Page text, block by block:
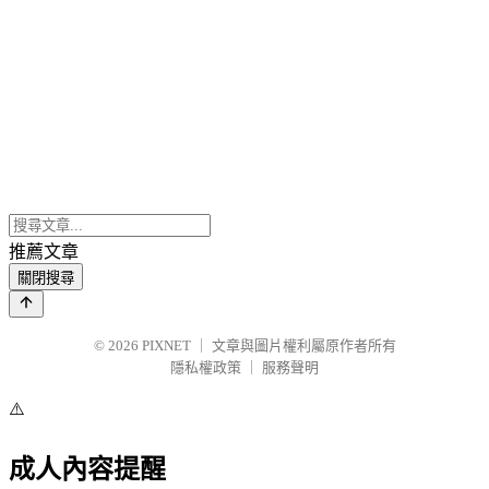
推薦文章
關閉搜尋
© 2026 PIXNET
文章與圖片權利屬原作者所有
隱私權政策
服務聲明
⚠️
成人內容提醒